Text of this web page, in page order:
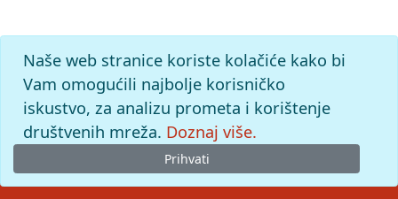
Naše web stranice koriste kolačiće kako bi
Vam omogućili najbolje korisničko
iskustvo, za analizu prometa i korištenje
društvenih mreža. Doznaj više.
Prihvati
© 2026Leksikografski zavodMiroslav Krleža